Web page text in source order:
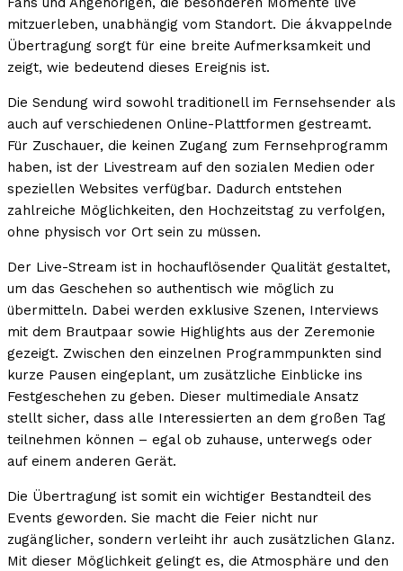
mitzuerleben, unabhängig vom Standort. Die ákvappelnde
Übertragung sorgt für eine breite Aufmerksamkeit und
zeigt, wie bedeutend dieses Ereignis ist.
Die Sendung wird sowohl traditionell im Fernsehsender als
auch auf verschiedenen Online-Plattformen gestreamt.
Für Zuschauer, die keinen Zugang zum Fernsehprogramm
haben, ist der Livestream auf den sozialen Medien oder
speziellen Websites verfügbar. Dadurch entstehen
zahlreiche Möglichkeiten, den Hochzeitstag zu verfolgen,
ohne physisch vor Ort sein zu müssen.
Der Live-Stream ist in hochauflösender Qualität gestaltet,
um das Geschehen so authentisch wie möglich zu
übermitteln. Dabei werden exklusive Szenen, Interviews
mit dem Brautpaar sowie Highlights aus der Zeremonie
gezeigt. Zwischen den einzelnen Programmpunkten sind
kurze Pausen eingeplant, um zusätzliche Einblicke ins
Festgeschehen zu geben. Dieser multimediale Ansatz
stellt sicher, dass alle Interessierten an dem großen Tag
teilnehmen können – egal ob zuhause, unterwegs oder
auf einem anderen Gerät.
Die Übertragung ist somit ein wichtiger Bestandteil des
Events geworden. Sie macht die Feier nicht nur
zugänglicher, sondern verleiht ihr auch zusätzlichen Glanz.
Mit dieser Möglichkeit gelingt es, die Atmosphäre und den